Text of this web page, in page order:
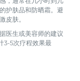
护肤品和防晒霜。避
皮肤。
医生或美容师的建议
3-5次疗程效果最